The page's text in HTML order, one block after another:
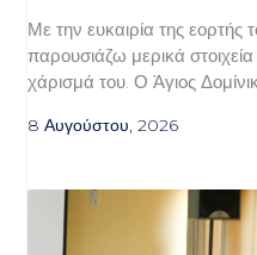
Με την ευκαιρία της εορτής
παρουσιάζω μερικά
χάρισμά του. Ο Άγιος
8 Αυγούστου, 2026